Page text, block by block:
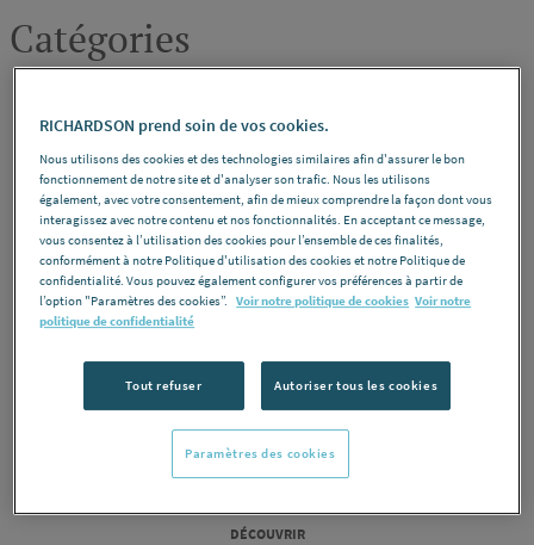
Catégories
Carrelage mural
DÉCOUVRIR
RICHARDSON prend soin de vos cookies.
Nous utilisons des cookies et des technologies similaires afin d'assurer le bon
fonctionnement de notre site et d'analyser son trafic. Nous les utilisons
également, avec votre consentement, afin de mieux comprendre la façon dont vous
interagissez avec notre contenu et nos fonctionnalités. En acceptant ce message,
vous consentez à l’utilisation des cookies pour l’ensemble de ces finalités,
conformément à notre Politique d'utilisation des cookies et notre Politique de
confidentialité. Vous pouvez également configurer vos préférences à partir de
l’option "Paramètres des cookies”.
Voir notre politique de cookies Voir notre
politique de confidentialité
Tout refuser Autoriser tous les cookies
Paramètres des cookies